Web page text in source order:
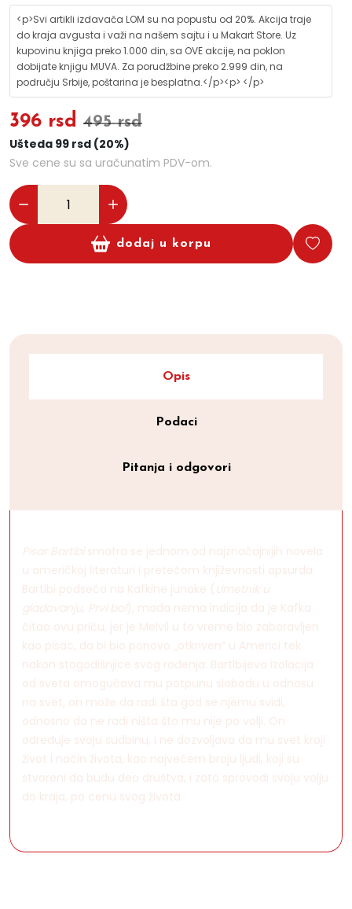
<p>Svi artikli izdavača LOM su na popustu od 20%. Akcija traje
do kraja avgusta i važi na našem sajtu i u Makart Store. Uz
kupovinu knjiga preko 1.000 din, sa OVE akcije, na poklon
dobijate knjigu MUVA. Za porudžbine preko 2.999 din, na
području Srbije, poštarina je besplatna.</p><p> </p>
396 rsd 495 rsd
Ušteda 99 rsd (20%)
Sve cene su sa uračunatim PDV-om.
dodaj u korpu
Opis
Podaci
Pitanja i odgovori
Pisar Bartlbi smatra se jednom od najznačajnijih novela
u američkoj literaturi i pretečom književnosti apsurda.
Bartlbi podseća na Kafkine junake ( Umetnik u
gladovanju, Prvi bol), mada nema indicija da je Kafka
čitao ovu priču, jer je Melvil u to vreme bio zaboravljen
kao pisac, da bi bio ponovo „otkriven“ u Americi tek
nakon stogodišnjice svog rođenja. Bartlbijeva izolacija
od sveta omogućava mu potpunu slobodu u odnosu
na svet, on može da radi šta god se njemu svidi,
odnosno da ne radi ništa što mu nije po volji. On
određuje svoju sudbinu, i ne dozvoljava da mu svet kroji
život i način života, kao najvećem broju ljudi, koji su
stvoreni da budu deo društva, i zato sprovodi svoju volju
do kraja, po cenu svog života.